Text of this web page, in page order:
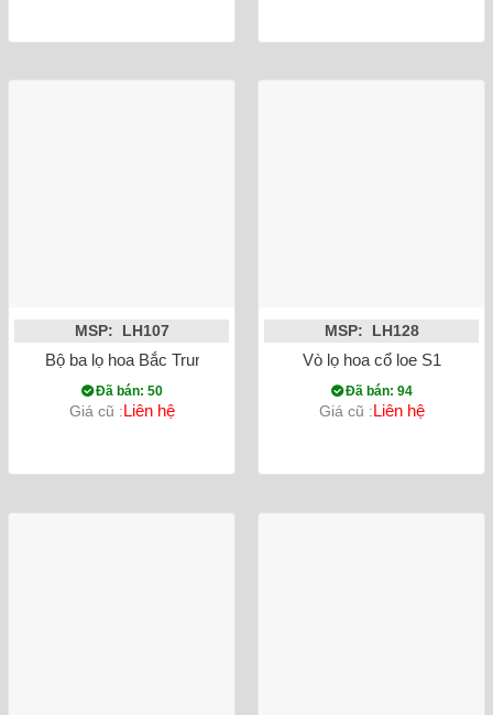
MSP: LH107
Bộ ba lọ hoa Bắc Trung Nam
Đã bán: 50
Giá cũ :Liên hệ
MSP: LH128
Vò lọ hoa cổ loe S1
Đã bán: 94
Giá cũ :Liên hệ